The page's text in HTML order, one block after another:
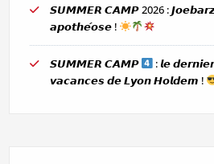
𝙎𝙐𝙈𝙈𝙀𝙍 𝘾𝘼𝙈𝙋 2026 :
𝙖𝙥𝙤𝙩𝙝𝙚́𝙤𝙨𝙚 !
𝙎𝙐𝙈𝙈𝙀𝙍 𝘾𝘼𝙈𝙋
: 𝙡𝙚
𝙫𝙖𝙘𝙖𝙣𝙘𝙚𝙨 𝙙𝙚 𝙇𝙮𝙤𝙣 𝙃𝙤𝙡𝙙𝙚𝙢 !